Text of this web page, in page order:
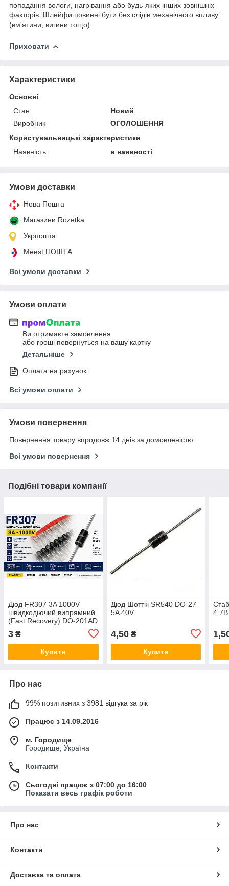
попадання вологи, нагрівання або будь-яких інших зовнішніх
факторів. Шлейфи повинні бути без слідів механічного впливу
(вм'ятини, вигини тощо).
Приховати
Характеристики
Основні
Стан
Новий
Виробник
ОГОЛОШЕННЯ
Користувальницькі характеристики
Наявність
в наявності
Умови доставки
Нова Пошта
Магазини Rozetka
Укрпошта
Meest ПОШТА
Всі умови доставки
Умови оплати
Ви отримаєте замовлення
або гроші повернуться на вашу картку
Детальніше
Оплата на рахунок
Всі умови оплати
Умови повернення
Повернення товару впродовж 14 днів за домовленістю
Всі умови повернення
Подібні товари компанії
Діод FR307 3A 1000V
швидкодіючий випрямний
(Fast Recovery) DO-201AD
3 ₴
Купити
Діод Шотткі SR540 DO-27
5A 40V
4,50₴
Купити
Про нас
99% позитивних з 3981 відгука за рік
Працює з 14.09.2016
м. Городище
Городище, Україна
Контакти
Сьогодні працює з 07:00 до 16:00
Показати весь графік роботи
Про нас
Контакти
Доставка та оплата